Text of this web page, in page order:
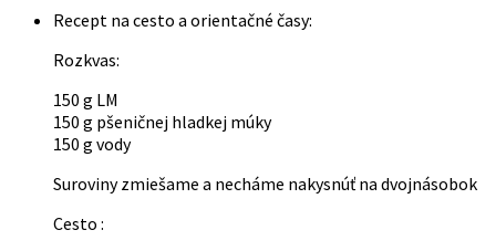
si
produktu.
Recept na cesto a orientačné časy:
Rozkvas:
150 g LM
150 g pšeničnej hladkej múky
150 g vody
Suroviny zmiešame a necháme nakysnúť na dvojnásobok
Cesto :